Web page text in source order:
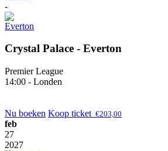
-
Crystal Palace - Everton
Premier League
14:00 - Londen
Nu boeken Koop ticket €203,00
feb
27
2027